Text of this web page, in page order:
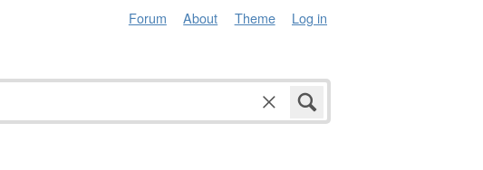
Forum About Theme Log in